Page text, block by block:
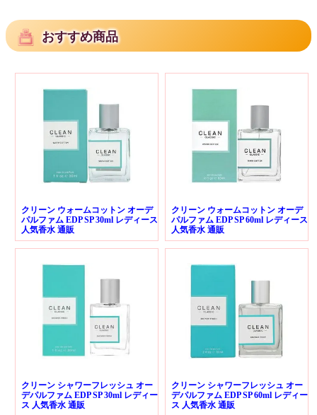
おすすめ商品
クリーン ウォームコットン オーデ
パルファム EDP SP 30ml レディース
人気香水 通販
クリーン ウォームコットン オーデ
パルファム EDP SP 60ml レディース
人気香水 通販
クリーン シャワーフレッシュ オー
デパルファム EDP SP 30ml レディー
ス 人気香水 通販
クリーン シャワーフレッシュ オー
デパルファム EDP SP 60ml レディー
ス 人気香水 通販